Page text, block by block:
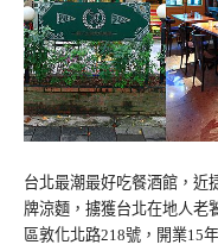
台北最潮最好吃餐酒館，近
牌涼麵，擄獲台北在地人老
區敦化北路218號，開業15